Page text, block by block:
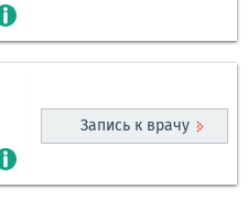
Запись к врачу